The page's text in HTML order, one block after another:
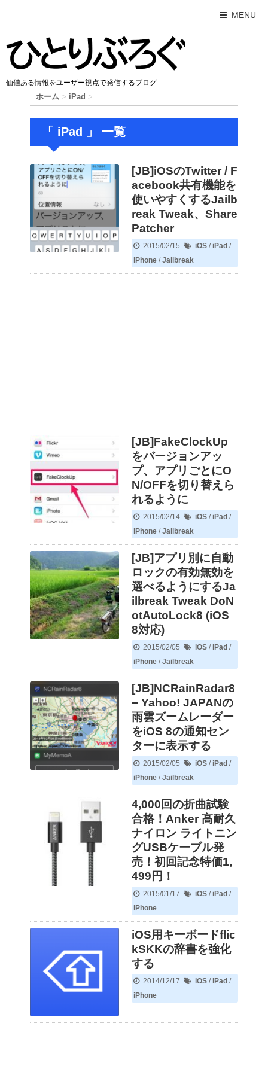
MENU
価値ある情報をユーザー視点で発信するブログ
ホーム > iPad >
「 iPad 」 一覧
[JB]iOSのTwitter / F
acebook共有機能を
使いやすくするJailb
reak Tweak、Share
Patcher
2015/02/15 iOS /iPad /
iPhone /Jailbreak
[JB]FakeClockUp
をバージョンアッ
プ、アプリごとにO
N/OFFを切り替えら
れるように
2015/02/14 iOS /iPad /
iPhone /Jailbreak
[JB]アプリ別に自動
ロックの有効無効を
選べるようにするJa
ilbreak Tweak DoN
otAutoLock8 (iOS
8対応)
2015/02/05 iOS /iPad /
iPhone /Jailbreak
[JB]NCRainRadar8
− Yahoo! JAPANの
雨雲ズームレーダー
をiOS 8の通知セン
ターに表示する
2015/02/05 iOS /iPad /
iPhone /Jailbreak
4,000回の折曲試験
合格！Anker 高耐久
ナイロン ライトニン
グUSBケーブル発
売！初回記念特価1,
499円！
2015/01/17 iOS /iPad /
iPhone
iOS用キーボードflic
kSKKの辞書を強化
する
2014/12/17 iOS /iPad /
iPhone